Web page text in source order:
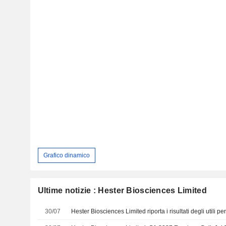
Grafico dinamico
Ultime notizie : Hester Biosciences Limited
30/07